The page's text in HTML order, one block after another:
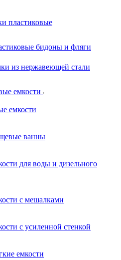
пластиковые
бидоны и фляги
из нержавеющей стали
емкости
емкости
ванны
для воды и дизельного
с мешалками
с усиленной стенкой
емкости